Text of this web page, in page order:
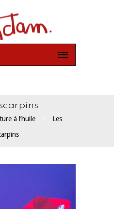
à l’huile
Les